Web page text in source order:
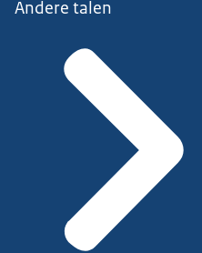
Andere talen